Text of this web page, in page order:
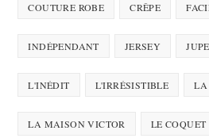
COUTURE ROBE CRÊPE
INDÉPENDANT JERSEY JUPE
L'INÉDIT L'IRRÉSISTIBLE LA
LA MAISON VICTOR LE COQUET